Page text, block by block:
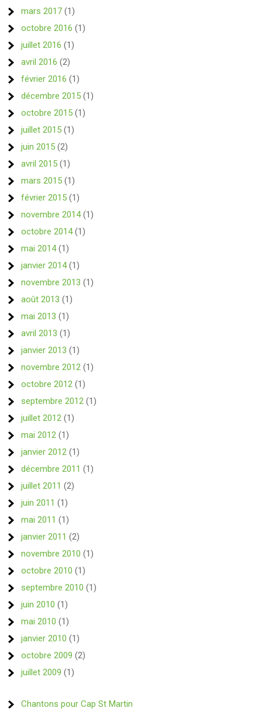
mars 2017 (1)
octobre 2016 (1)
juillet 2016 (1)
avril 2016 (2)
février 2016 (1)
décembre 2015 (1)
octobre 2015 (1)
juillet 2015 (1)
juin 2015 (2)
avril 2015 (1)
mars 2015 (1)
février 2015 (1)
novembre 2014(1)
octobre 2014(1)
mai 2014(1)
janvier 2014(1)
novembre 2013 (1)
août 2013 (1)
mai 2013 (1)
avril 2013 (1)
janvier 2013 (1)
novembre 2012 (1)
octobre 2012 (1)
septembre 2012 (1)
juillet 2012 (1)
mai 2012 (1)
janvier 2012 (1)
décembre 2011 (1)
juillet 2011 (2)
juin 2011 (1)
mai 2011 (1)
janvier 2011 (2)
novembre 2010 (1)
octobre 2010 (1)
septembre 2010 (1)
juin 2010 (1)
mai 2010 (1)
janvier 2010 (1)
octobre 2009 (2)
juillet 2009 (1)
Chantons pour Cap St Martin